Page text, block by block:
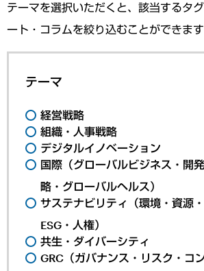
テーマを選択いただくと、該当するタ
ート・コラムを絞り込むことができます
テーマ
経営戦略
組織・人事戦略
デジタルイノベーション
国際（グローバルビジネス・開
略・グローバルヘルス）
サステナビリティ（環境・資源
ESG・人権）
共生・ダイバーシティ
GRC（ガバナンス・リスク・コ